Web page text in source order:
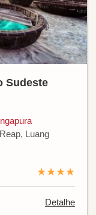
Sudeste
Luang
★★★★
Detalhe